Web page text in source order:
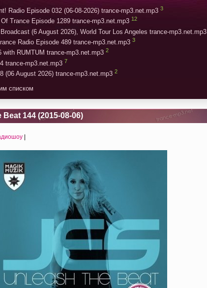
Radio Episode 032 (06-08-2026) trance-mp3.net.mp3 3
Trance Episode 1289 trance-mp3.net.mp3 12
(6 August 2026), World Tour Los Angeles trance-mp3.net.mp3
Radio Episode 489 trance-mp3.net.mp3 3
with RUMTUM trance-mp3.net.mp3 2
trance-mp3.net.mp3 7
(06 August 2026) trance-mp3.net.mp3 2
списком
144 (2015-08-06)
|